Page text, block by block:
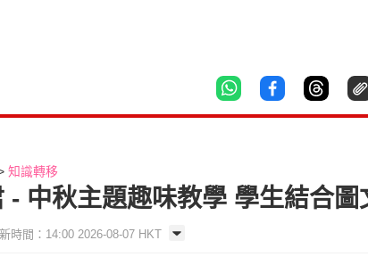
知識轉移
- 中秋主題趣味教學 學生結合
時間：14:00 2026-08-07 HKT